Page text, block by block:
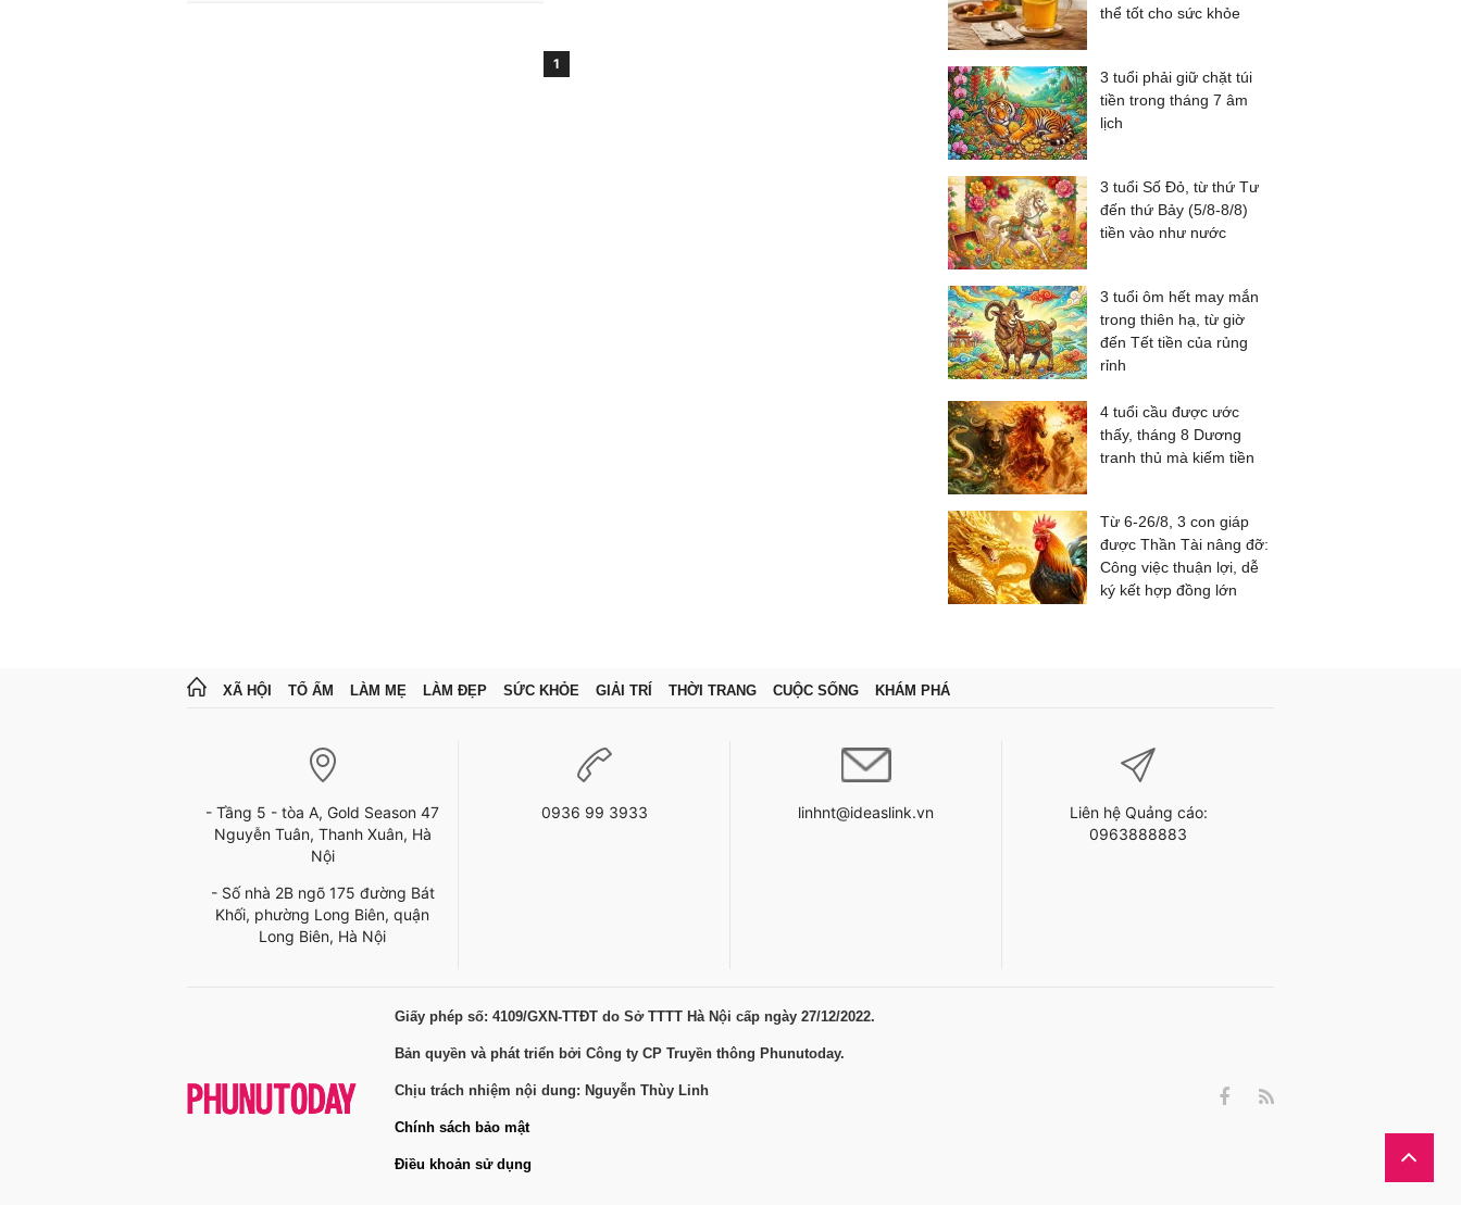
1
thể tốt cho sức khỏe
3 tuổi phải giữ chặt túi
tiền trong tháng 7 âm
lịch
3 tuổi Số Đỏ, từ thứ Tư
đến thứ Bảy (5/8-8/8)
tiền vào như nước
3 tuổi ôm hết may mắn
trong thiên hạ, từ giờ
đến Tết tiền của rủng
rỉnh
4 tuổi cầu được ước
thấy, tháng 8 Dương
tranh thủ mà kiếm tiền
Từ 6-26/8, 3 con giáp
được Thần Tài nâng đỡ:
Công việc thuận lợi, dễ
ký kết hợp đồng lớn
XÃ HỘI TỔ ẤM LÀM MẸ LÀM ĐẸP SỨC KHỎE GIẢI TRÍ THỜI TRANG CUỘC SỐNG KHÁM PHÁ
- Tầng 5 - tòa A, Gold Season 47
Nguyễn Tuân, Thanh Xuân, Hà
Nội
- Số nhà 2B ngõ 175 đường Bát
Khối, phường Long Biên, quận
Long Biên, Hà Nội
0936 99 3933 linhnt@ideaslink.vn
Liên hệ Quảng cáo:
0963888883
Giấy phép số: 4109/GXN-TTĐT do Sở TTTT Hà Nội cấp ngày 27/12/2022.
Bản quyền và phát triển bởi Công ty CP Truyền thông Phunutoday.
Chịu trách nhiệm nội dung: Nguyễn Thùy Linh
Chính sách bảo mật
Điều khoản sử dụng